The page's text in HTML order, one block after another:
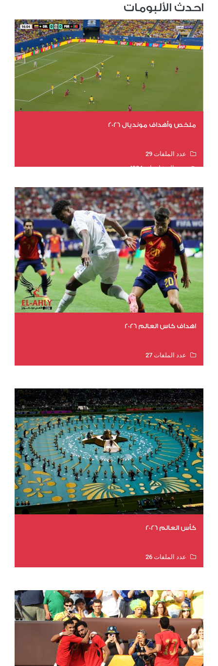
احدث الألبومات
ملخص وأهداف مونديال 2026
عدد الملفات 29
عدد المشاهدات 4984
اهداف كاس العالم 2026
عدد الملفات 27
كأس العالم 2026
عدد الملفات 26